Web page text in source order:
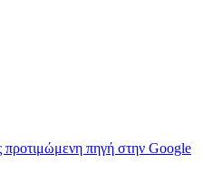
προτιμώμενη πηγή στην Google